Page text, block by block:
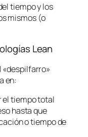
tiempo y los
mismos (o
Lean
«despilfarro»
en:
el tiempo total
hasta que
o tiempo de